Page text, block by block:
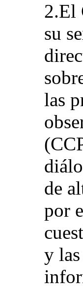
2.El
su
las
de
por
y